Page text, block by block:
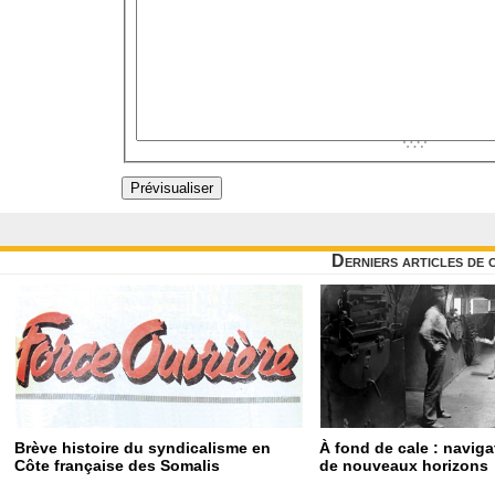
Derniers articles de
Brève histoire du syndicalisme en
Côte française des Somalis
À fond de cale :
de nouveaux horizons